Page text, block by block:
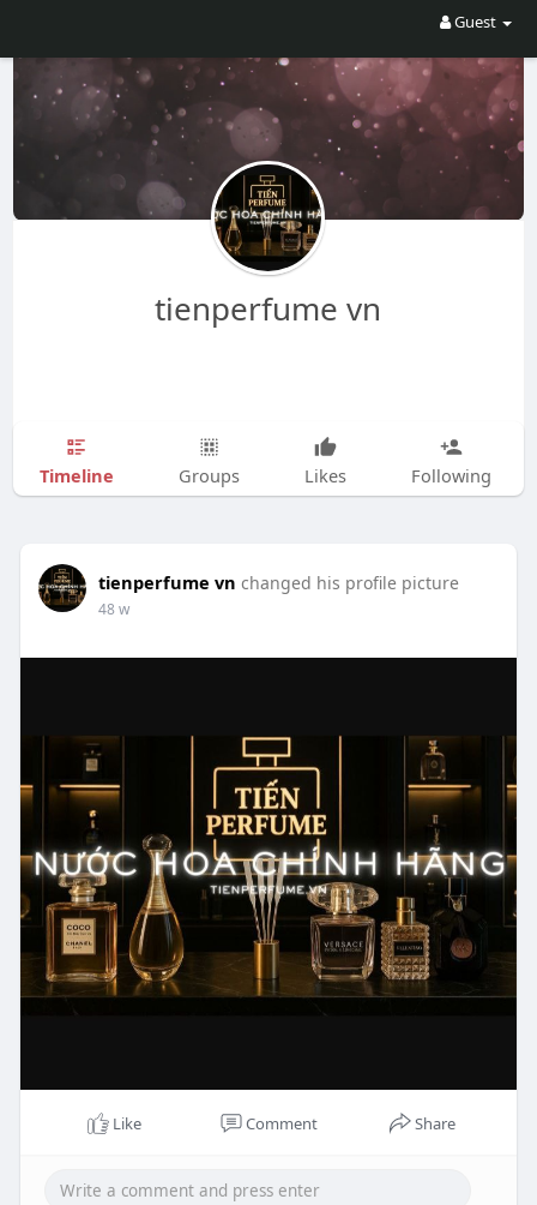
Guest
tienperfume vn
Timeline Groups Likes Following
tienperfume vn changed his profile picture
48 w
Like Comment Share